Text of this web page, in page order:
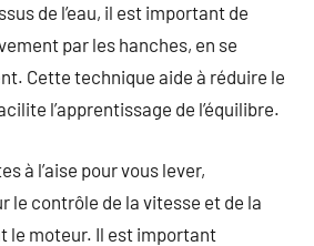
de l’eau, il est important de
par les hanches, en se
Cette technique aide à réduire le
l’apprentissage de l’équilibre.
à l’aise pour vous lever,
le contrôle de la vitesse et de la
le moteur. Il est important